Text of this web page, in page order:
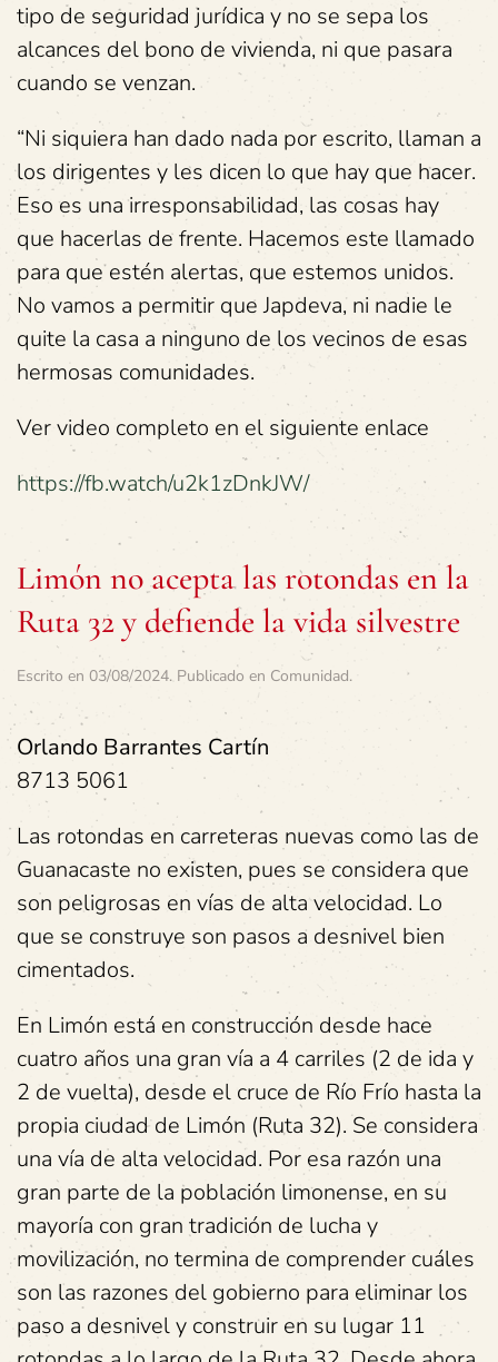
tipo de seguridad jurídica y no se sepa los
alcances del bono de vivienda, ni que pasara
cuando se venzan.
“Ni siquiera han dado nada por escrito, llaman a
los dirigentes y les dicen lo que hay que hacer.
Eso es una irresponsabilidad, las cosas hay
que hacerlas de frente. Hacemos este llamado
para que estén alertas, que estemos unidos.
No vamos a permitir que Japdeva, ni nadie le
quite la casa a ninguno de los vecinos de esas
hermosas comunidades.
Ver video completo en el siguiente enlace
https://fb.watch/u2k1zDnkJW/
Limón no acepta las rotondas en la
Ruta 32 y defiende la vida silvestre
Escrito en 03/08/2024. Publicado en Comunidad.
Orlando Barrantes Cartín
8713 5061
Las rotondas en carreteras nuevas como las de
Guanacaste no existen, pues se considera que
son peligrosas en vías de alta velocidad. Lo
que se construye son pasos a desnivel bien
cimentados.
En Limón está en construcción desde hace
cuatro años una gran vía a 4 carriles (2 de ida y
2 de vuelta), desde el cruce de Río Frío hasta la
propia ciudad de Limón (Ruta 32). Se considera
una vía de alta velocidad. Por esa razón una
gran parte de la población limonense, en su
mayoría con gran tradición de lucha y
movilización, no termina de comprender cuáles
son las razones del gobierno para eliminar los
paso a desnivel y construir en su lugar 11